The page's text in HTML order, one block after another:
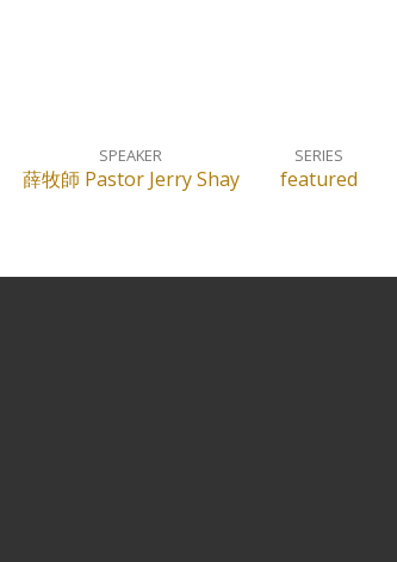
SPEAKER
薛牧師 Pastor Jerry Shay
SERIES
featured